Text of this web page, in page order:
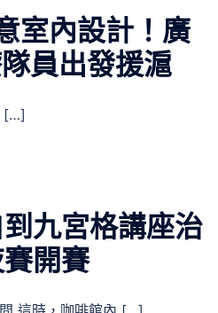
室內設計！廣
員出發援滬
[…]
九宮格講座治
開賽